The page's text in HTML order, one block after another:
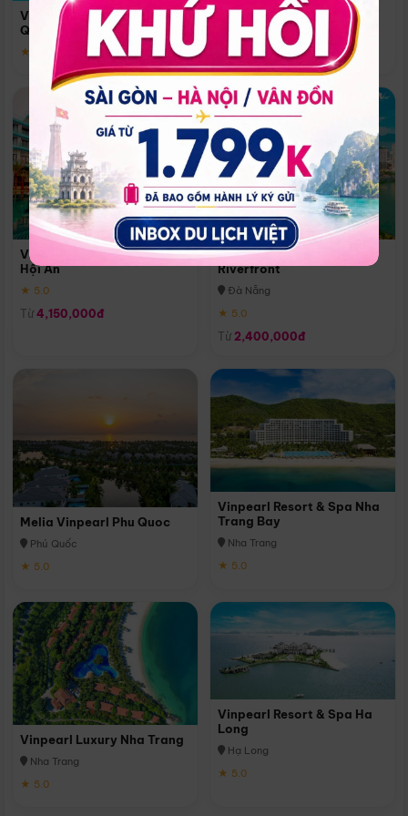
Vinpearl Resort & Spa Phu
Quoc
★ 5.0
Quoc
Phú Quốc
★ 5.0
Vinpearl Resort & Golf Nam
Hội An
★ 5.0
Từ 4,150,000đ
Melia Vinpearl Danang
Riverfront
Đà Nẵng
★ 5.0
Từ 2,400,000đ
Melia Vinpearl Phu Quoc
Phú Quốc
★ 5.0
Vinpearl Resort & Spa Nha
Trang Bay
Nha Trang
★ 5.0
Vinpearl Luxury Nha Trang
Nha Trang
★ 5.0
Vinpearl Resort & Spa Ha
Long
Hạ Long
★ 5.0